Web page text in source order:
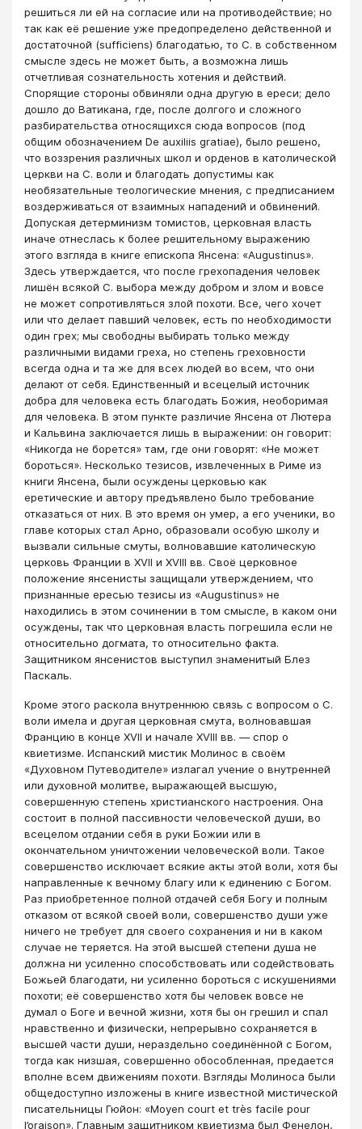
решиться ли ей на согласие или на противодействие; но
так как её решение уже предопределено действенной и
достаточной (sufficiens) благодатью, то С. в собственном
смысле здесь не может быть, а возможна лишь
отчетливая сознательность хотения и действий.
Спорящие стороны обвиняли одна другую в ереси; дело
дошло до Ватикана, где, после долгого и сложного
разбирательства относящихся сюда вопросов (под
общим обозначением De auxiliis gratiae), было решено,
что воззрения различных школ и орденов в католической
церкви на С. воли и благодать допустимы как
необязательные теологические мнения, с предписанием
воздерживаться от взаимных нападений и обвинений.
Допуская детерминизм томистов, церковная власть
иначе отнеслась к более решительному выражению
этого взгляда в книге епископа Янсена: «Augustinus».
Здесь утверждается, что после грехопадения человек
лишён всякой С. выбора между добром и злом и вовсе
не может сопротивляться злой похоти. Все, чего хочет
или что делает павший человек, есть по необходимости
один грех; мы свободны выбирать только между
различными видами греха, но степень греховности
всегда одна и та же для всех людей во всем, что они
делают от себя. Единственный и всецелый источник
добра для человека есть благодать Божия, необоримая
для человека. В этом пункте различие Янсена от Лютера
и Кальвина заключается лишь в выражении: он говорит:
«Никогда не борется» там, где они говорят: «Не может
бороться». Несколько тезисов, извлеченных в Риме из
книги Янсена, были осуждены церковью как
еретические и автору предъявлено было требование
отказаться от них. В это время он умер, а его ученики, во
главе которых стал Арно, образовали особую школу и
вызвали сильные смуты, волновавшие католическую
церковь Франции в XVII и XVIII вв. Своё церковное
положение янсенисты защищали утверждением, что
признанные ересью тезисы из «Augustinus» не
находились в этом сочинении в том смысле, в каком они
осуждены, так что церковная власть погрешила если не
относительно догмата, то относительно факта.
Защитником янсенистов выступил знаменитый Блез
Паскаль.
Кроме этого раскола внутреннюю связь с вопросом о С.
воли имела и другая церковная смута, волновавшая
Францию в конце XVII и начале XVIII вв. — спор о
квиетизме. Испанский мистик Молинос в своём
«Духовном Путеводителе» излагал учение о внутренней
или духовной молитве, выражающей высшую,
совершенную степень христианского настроения. Она
состоит в полной пассивности человеческой души, во
всецелом отдании себя в руки Божии или в
окончательном уничтожении человеческой воли. Такое
совершенство исключает всякие акты этой воли, хотя бы
направленные к вечному благу или к единению с Богом.
Раз приобретенное полной отдачей себя Богу и полным
отказом от всякой своей воли, совершенство души уже
ничего не требует для своего сохранения и ни в каком
случае не теряется. На этой высшей степени душа не
должна ни усиленно способствовать или содействовать
Божьей благодати, ни усиленно бороться с искушениями
похоти; её совершенство хотя бы человек вовсе не
думал о Боге и вечной жизни, хотя бы он грешил и спал
нравственно и физически, непрерывно сохраняется в
высшей части души, нераздельно соединённой с Богом,
тогда как низшая, совершенно обособленная, предается
вполне всем движениям похоти. Взгляды Молиноса были
общедоступно изложены в книге известной мистической
писательницы Гюйон: «Moyen court et très facile pour
l’oraison». Главным защитником квиетизма был Фенелон,